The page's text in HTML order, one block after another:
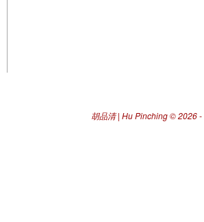
胡品清 | Hu Pinching© 2026 -